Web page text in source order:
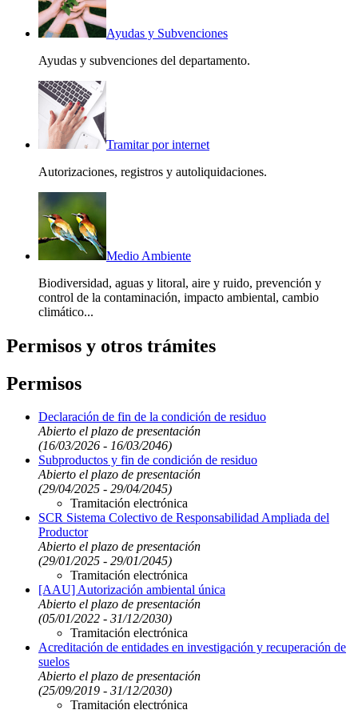
Ayudas y Subvenciones
Ayudas y subvenciones del departamento.
Tramitar por internet
Autorizaciones, registros y autoliquidaciones.
Medio Ambiente
Biodiversidad, aguas y litoral, aire y ruido, prevención y
control de la contaminación, impacto ambiental, cambio
climático...
Permisos y otros trámites
Permisos
Declaración de fin de la condición de residuo
Abierto el plazo de presentación
(16/03/2026 - 16/03/2046)
Subproductos y fin de condición de residuo
Abierto el plazo de presentación
(29/04/2025 - 29/04/2045)
Tramitación electrónica
SCR Sistema Colectivo de Responsabilidad Ampliada del
Productor
Abierto el plazo de presentación
(29/01/2025 - 29/01/2045)
Tramitación electrónica
[AAU] Autorización ambiental única
Abierto el plazo de presentación
(05/01/2022 - 31/12/2030)
Tramitación electrónica
Acreditación de entidades en investigación y recuperación de
suelos
Abierto el plazo de presentación
(25/09/2019 - 31/12/2030)
Tramitación electrónica